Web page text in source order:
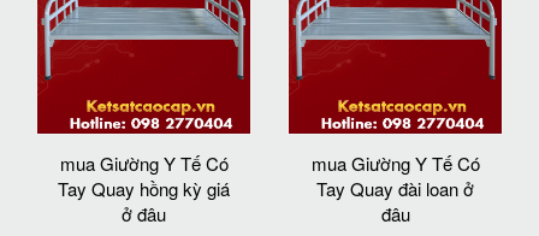
mua Giường Y Tế Có
Tay Quay hồng kỳ giá
ở đâu
mua Giường Y Tế Có
Tay Quay đài loan ở
đâu